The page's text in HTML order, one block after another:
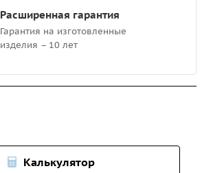
Расширенная гарантия
Гарантия на изготовленные
изделия – 10 лет
Калькулятор